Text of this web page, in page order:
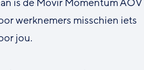
is de Movir Momentum AOV
werknemers misschien iets
jou.